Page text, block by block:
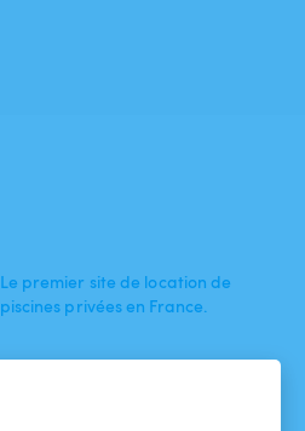
Le premier site de location de
piscines privées en France.